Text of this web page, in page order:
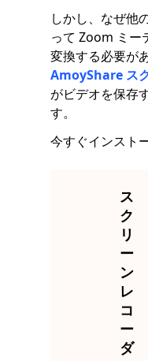
しかし、なぜ他
って Zoom ミー
変換する必要が
AmoyShare ス
がビデオを保存
す。
今すぐインスト
ス
ク
リ
ー
ン
レ
コ
ー
ダ